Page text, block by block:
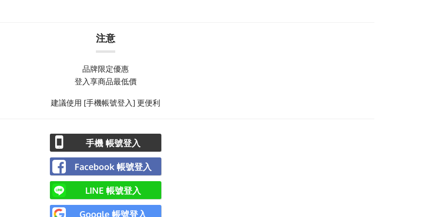
注意
品牌限定優惠
登入享商品最低價
建議使用 [手機帳號登入] 更便利
手機 帳號登入
Facebook 帳號登入
LINE 帳號登入
Google 帳號登入